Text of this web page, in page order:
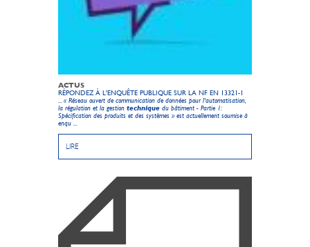
ACTUS
RÉPONDEZ À L'ENQUÊTE PUBLIQUE SUR LA NF EN 13321-1
... « Réseau ouvert de communication de données pour l'automatisation,
la régulation et la gestion technique du bâtiment - Partie 1:
Spécification des produits et des systèmes » est actuellement soumise à
enqu ...
LIRE